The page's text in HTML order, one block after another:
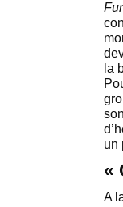
la
un
«
A